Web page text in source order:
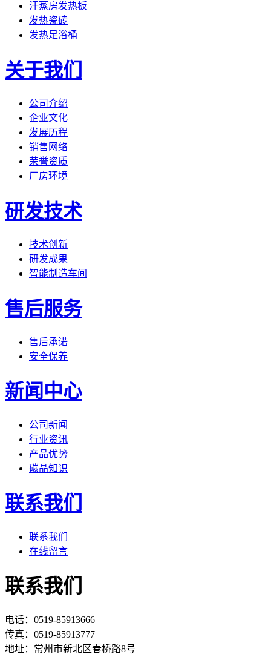
汗蒸房发热板
发热瓷砖
发热足浴桶
关于我们
公司介绍
企业文化
发展历程
销售网络
荣誉资质
厂房环境
研发技术
技术创新
研发成果
智能制造车间
售后服务
售后承诺
安全保养
新闻中心
公司新闻
行业资讯
产品优势
碳晶知识
联系我们
联系我们
在线留言
联系我们
电话：0519-85913666
传真：0519-85913777
地址：常州市新北区春桥路8号